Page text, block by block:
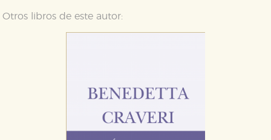
Otros libros de este autor:
HABILITAR TODO RECHAZAR TODO
Estas cookies son necesarias para que nuestro sitio
nuestro sistema. Es posible hacerlo desde el
navegador, pero en ese caso es posible que algunas
áreas de nuestra web dejen de funcionar